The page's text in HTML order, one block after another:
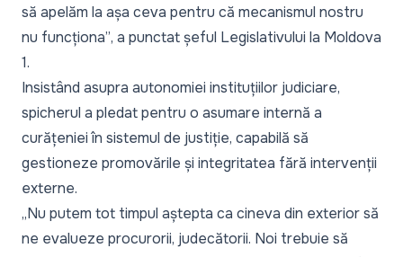
să apelăm la așa ceva pentru că mecanismul nostru
nu funcționa”, a punctat șeful Legislativului la Moldova
1.
Insistând asupra autonomiei instituțiilor judiciare,
spicherul a pledat pentru o asumare internă a
curățeniei în sistemul de justiție, capabilă să
gestioneze promovările și integritatea fără intervenții
externe.
„Nu putem tot timpul aștepta ca cineva din exterior să
ne evalueze procurorii, judecătorii. Noi trebuie să